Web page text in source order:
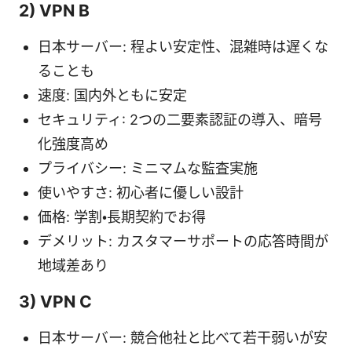
2) VPN B
日本サーバー: 程よい安定性、混雑時は遅くな
ることも
速度: 国内外ともに安定
セキュリティ: 2つの二要素認証の導入、暗号
化強度高め
プライバシー: ミニマムな監査実施
使いやすさ: 初心者に優しい設計
価格: 学割・長期契約でお得
デメリット: カスタマーサポートの応答時間が
地域差あり
3) VPN C
日本サーバー: 競合他社と比べて若干弱いが安